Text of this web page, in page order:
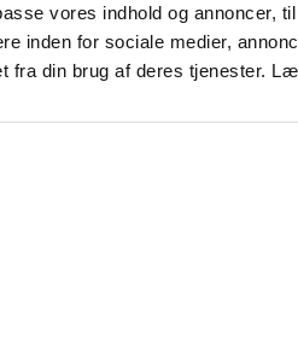
vores indhold og annoncer,
inden for sociale medier,
fra din brug af deres tjenester.